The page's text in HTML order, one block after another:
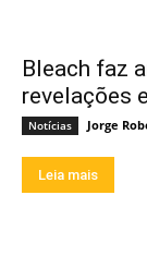
Bleach faz
revelações
Notícias Jorge
Leia mais